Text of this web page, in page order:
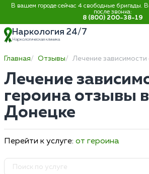
В вашем городе сейчас 4 свободные бригады.
после звонка:
8 (800) 200-38-19
Наркология 24/7
Наркологическая клиника
Главная Отзывы Лечение зависимости
Лечение
героина отзывы в
Донецке
Перейти к услуге: от героина